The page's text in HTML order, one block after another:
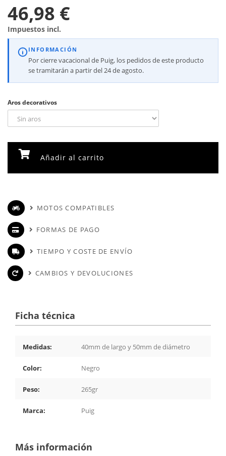
46,98 €
Impuestos incl.
INFORMACIÓN
Por cierre vacacional de Puig, los pedidos de este producto
se tramitarán a partir del 24 de agosto.
Aros decorativos
Añadir al carrito
MOTOS COMPATIBLES
FORMAS DE PAGO
TIEMPO Y COSTE DE ENVÍO
CAMBIOS Y DEVOLUCIONES
Ficha técnica
Medidas: 40mm de largo y 50mm de diámetro
Color: Negro
Peso: 265gr
Marca: Puig
Más información